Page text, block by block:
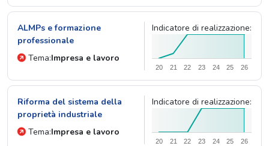
ALMPs e formazione
professionale
Tema:Impresa e lavoro
Indicatore di realizzazione:
20 21 22 23 24 25 26
Riforma del sistema della
proprietà industriale
Tema:Impresa e lavoro
Indicatore di realizzazione:
20 21 22 23 24 25 26